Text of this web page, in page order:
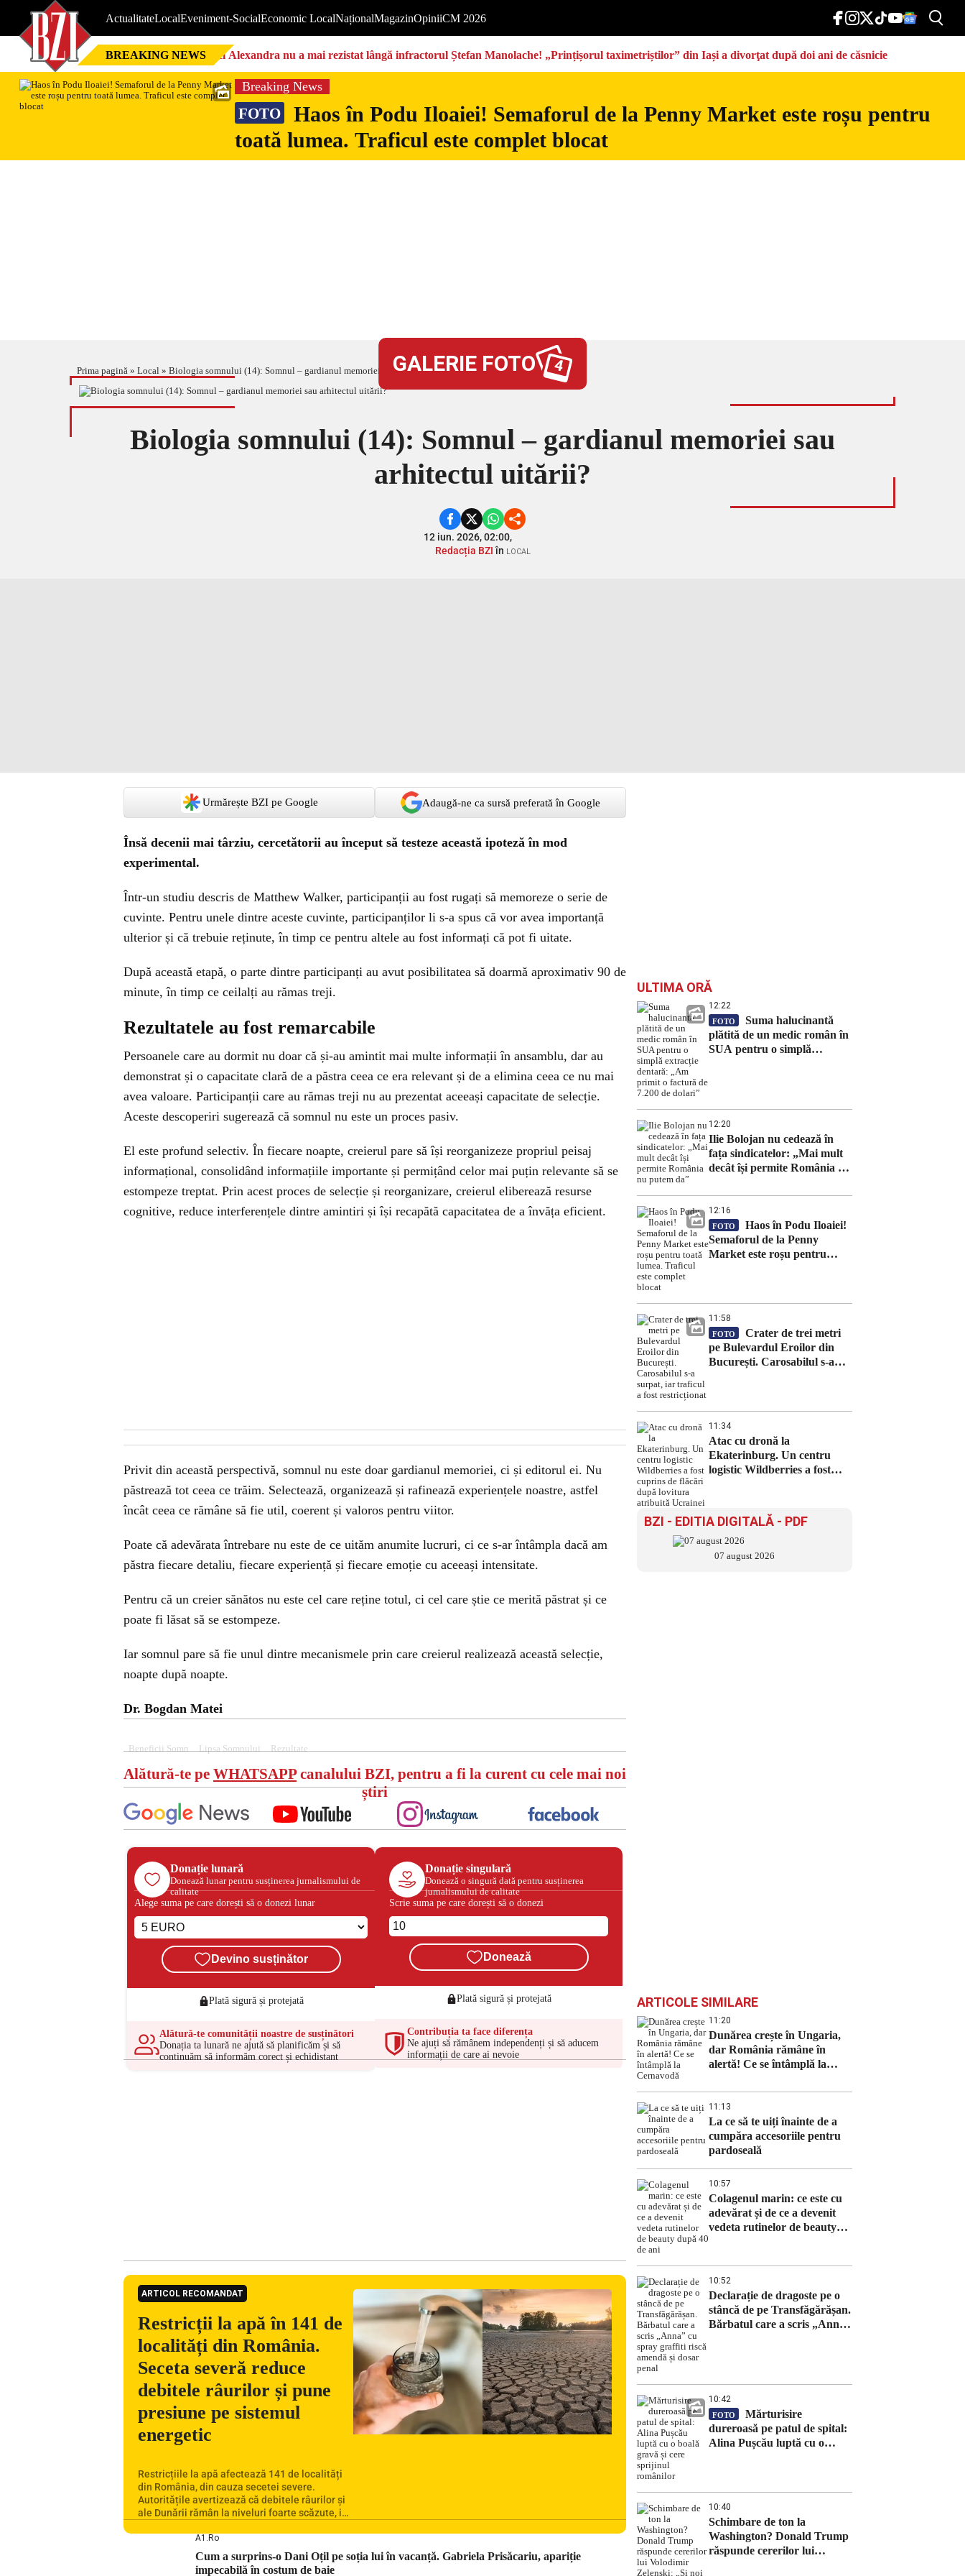
ActualitateLocalEveniment-SocialEconomic LocalNaționalMagazinOpiniiCM 2026
BREAKING NEWS Nici Alexandra nu a mai rezistat lângă infractorul Ștefan Manolache! „Prințișorul taximetriștilor” din Iași a divorţat după doi ani de căsnicie
Breaking News
FOTO
Haos în Podu Iloaiei! Semaforul de la Penny Market este roșu pentru
toată lumea. Traficul este complet blocat
Prima pagină » Local » Biologia somnului (14): Somnul – gardianul memoriei sau arhitectul uitării?GALERIE FOTO 4
Biologia somnului (14): Somnul – gardianul memoriei sau
arhitectul uitării?
12 iun. 2026, 02:00,
Redacția BZIîn LOCAL
Urmărește BZI pe Google Adaugă-ne ca sursă preferată în Google
Însă decenii mai târziu, cercetătorii au început să testeze această ipoteză în mod
experimental.
Într-un studiu descris de Matthew Walker, participanții au fost rugați să memoreze o serie de
cuvinte. Pentru unele dintre aceste cuvinte, participanților li s-a spus că vor avea importanță
ulterior și că trebuie reținute, în timp ce pentru altele au fost informați că pot fi uitate.
După această etapă, o parte dintre participanți au avut posibilitatea să doarmă aproximativ 90 de
minute, în timp ce ceilalți au rămas treji.
Rezultatele au fost remarcabile
Persoanele care au dormit nu doar că și-au amintit mai multe informații în ansamblu, dar au
demonstrat și o capacitate clară de a păstra ceea ce era relevant și de a elimina ceea ce nu mai
avea valoare. Participanții care au rămas treji nu au prezentat aceeași capacitate de selecție.
Aceste descoperiri sugerează că somnul nu este un proces pasiv.
El este profund selectiv. În fiecare noapte, creierul pare să își reorganizeze propriul peisaj
informațional, consolidând informațiile importante și permițând celor mai puțin relevante să se
estompeze treptat. Prin acest proces de selecție și reorganizare, creierul eliberează resurse
cognitive, reduce interferențele dintre amintiri și își recapătă capacitatea de a învăța eficient.
Privit din această perspectivă, somnul nu este doar gardianul memoriei, ci și editorul ei. Nu
păstrează tot ceea ce trăim. Selectează, organizează și rafinează experiențele noastre, astfel
încât ceea ce rămâne să fie util, coerent și valoros pentru viitor.
Poate că adevărata întrebare nu este de ce uităm anumite lucruri, ci ce s-ar întâmpla dacă am
păstra fiecare detaliu, fiecare experiență și fiecare emoție cu aceeași intensitate.
Pentru că un creier sănătos nu este cel care reține totul, ci cel care știe ce merită păstrat și ce
poate fi lăsat să se estompeze.
Iar somnul pare să fie unul dintre mecanismele prin care creierul realizează această selecție,
noapte după noapte.
Dr. Bogdan Matei
Beneficii Somn Lipsa Somnului Rezultate
Alătură-te pe WHATSAPPcanalului BZI, pentru a fi la curent cu cele mai noi
știri
Donație lunară
Donează lunar pentru susținerea jurnalismului de
calitate
Alege suma pe care dorești să o donezi lunar
Devino susținător
Plată sigură și protejată
Alătură-te comunității noastre de susținători
Donația ta lunară ne ajută să planificăm și să
continuăm să informăm corect și echidistant
Donație singulară
Donează o singură dată pentru susținerea
jurnalismului de calitate
Scrie suma pe care dorești să o donezi
Donează
Plată sigură și protejată
Contribuția ta face diferența
Ne ajuți să rămânem independenți și să aducem
informații de care ai nevoie
ARTICOL RECOMANDAT
Restricții la apă în 141 de
localități din România.
Seceta severă reduce
debitele râurilor și pune
presiune pe sistemul
energetic
Restricțiile la apă afectează 141 de localități
din România, din cauza secetei severe.
Autoritățile avertizează că debitele râurilor și
ale Dunării rămân la niveluri foarte scăzute, iar
Centralei Nucleare de la Cernavodă. România
se confruntă cu una dintre cele mai dificile
perioade din punct de vedere hidrologic din
A1.ro
Cum a surprins-o Dani Oțil pe soția lui în vacanță. Gabriela Prisăcariu, apariție
impecabilă în costum de baie
ULTIMA ORĂ
12:22
FOTO
Suma halucinantă
plătită de un medic român în
SUA pentru o simplă
12:20
Ilie Bolojan nu cedează în
fața sindicatelor: „Mai mult
decât își permite România nu
12:16
FOTO
Haos în Podu Iloaiei!
Semaforul de la Penny
Market este roșu pentru
11:58
FOTO
Crater de trei metri
pe Bulevardul Eroilor din
București. Carosabilul s-a
11:34
Atac cu dronă la
Ekaterinburg. Un centru
logistic Wildberries a fost
BZI - EDITIA DIGITALĂ - PDF
07 august 2026
ARTICOLE SIMILARE
11:20
Dunărea crește în Ungaria,
dar România rămâne în
alertă! Ce se întâmplă la
11:13
La ce să te uiți înainte de a
cumpăra accesoriile pentru
pardoseală
10:57
Colagenul marin: ce este cu
adevărat și de ce a devenit
vedeta rutinelor de beauty
10:52
Declarație de dragoste pe o
stâncă de pe Transfăgărășan.
Bărbatul care a scris „Anna”
10:42
FOTO
Mărturisire
dureroasă pe patul de spital:
Alina Pușcău luptă cu o
10:40
Schimbare de ton la
Washington? Donald Trump
răspunde cererilor lui